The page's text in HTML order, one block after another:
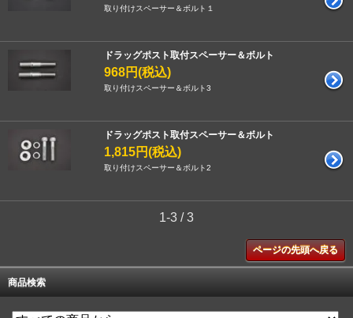
取り付けスペーサー＆ボルト１
ドラッグポスト取付スペーサー＆ボルト
968円(税込)
取り付けスペーサー＆ボルト3
ドラッグポスト取付スペーサー＆ボルト
1,815円(税込)
取り付けスペーサー＆ボルト2
1-3 / 3
ページの先頭へ戻る
商品検索